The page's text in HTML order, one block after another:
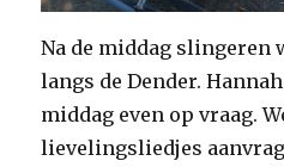
Na de middag slingeren
langs de Dender.
middag even op vraag.
lievelingsliedjes